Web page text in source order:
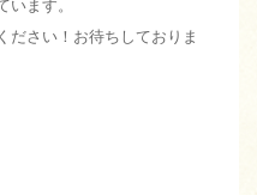
います。
ださい！お待ちしておりま